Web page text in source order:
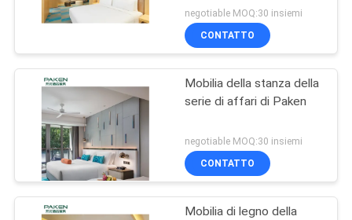
negotiable MOQ:30 insiemi
CONTATTO
Mobilia della stanza della
serie di affari di Paken
negotiable MOQ:30 insiemi
CONTATTO
Mobilia di legno della